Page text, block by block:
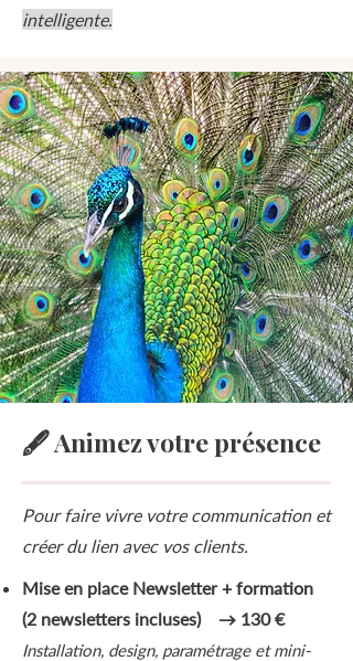
intelligente.
🖋️ Animez votre présence
Pour faire vivre votre communication et
créer du lien avec vos clients.
Mise en place Newsletter + formation
(2 newsletters incluses) → 130 €
Installation, design, paramétrage et mini-